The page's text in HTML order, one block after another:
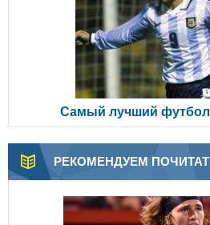
Самый лучший
РЕКОМЕНДУЕМ